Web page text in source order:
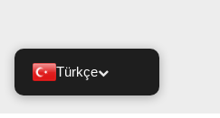
Türkçe